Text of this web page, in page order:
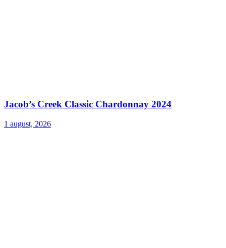
Jacob’s Creek Classic Chardonnay 2024
1 august, 2026